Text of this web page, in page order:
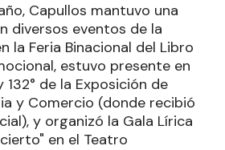
Capullos mantuvo una
diversos eventos de la
la Feria Binacional del Libro
estuvo presente en
132° de la Exposición de
y Comercio (donde recibió
y organizó la Gala Lírica
en el Teatro